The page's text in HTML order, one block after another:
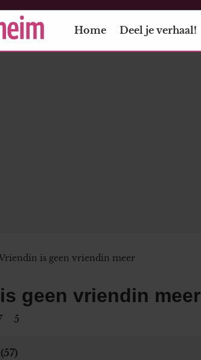
Home Deel je verhaal!
is geen vriendin meer
geen vriendin meer
5